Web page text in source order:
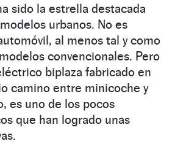
sido la estrella destacada
urbanos. No es
al menos tal y como
convencionales. Pero
biplaza fabricado en
camino entre minicoche y
es uno de los pocos
que han logrado unas